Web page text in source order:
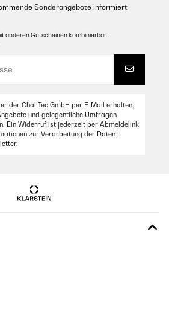
Sonderangebote informiert
anderen Gutscheinen kombinierbar.
der Chal-Tec GmbH per E-Mail erhalten,
und gelegentliche Umfragen
Ein Widerruf ist jederzeit per Abmeldelink
zur Verarbeitung der Daten:
.